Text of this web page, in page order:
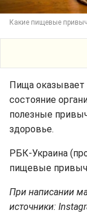
Какие пищевые
Пища оказывает
состояние
полезные
здоровье.
РБК-Украина
пищевые
При написании
источники: